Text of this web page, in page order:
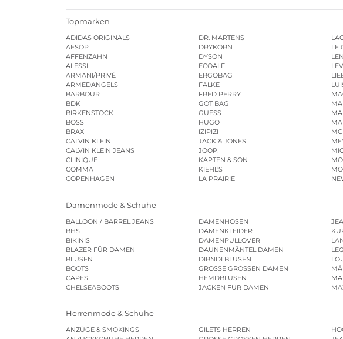
Topmarken
ADIDAS ORIGINALS
AESOP
AFFENZAHN
ALESSI
ARMANI/PRIVÉ
ARMEDANGELS
BARBOUR
BDK
BIRKENSTOCK
BOSS
BRAX
CALVIN KLEIN
CALVIN KLEIN JEANS
CLINIQUE
COMMA
COPENHAGEN
DR. MARTENS
DRYKORN
DYSON
ECOALF
ERGOBAG
FALKE
FRED PERRY
GOT BAG
GUESS
HUGO
IZIPIZI
JACK & JONES
JOOP!
KAPTEN & SON
KIEHL’S
LA PRAIRIE
LE
Damenmode & Schuhe
BALLOON / BARREL JEANS
BHS
BIKINIS
BLAZER FÜR DAMEN
BLUSEN
BOOTS
CAPES
CHELSEABOOTS
DAMENHOSEN
DAMENKLEIDER
DAMENPULLOVER
DAUNENMÄNTEL DAMEN
DIRNDLBLUSEN
GROSSE GRÖSSEN DAMEN
HEMDBLUSEN
JACKEN FÜR DAMEN
Herrenmode & Schuhe
ANZÜGE & SMOKINGS
GILETS HERREN